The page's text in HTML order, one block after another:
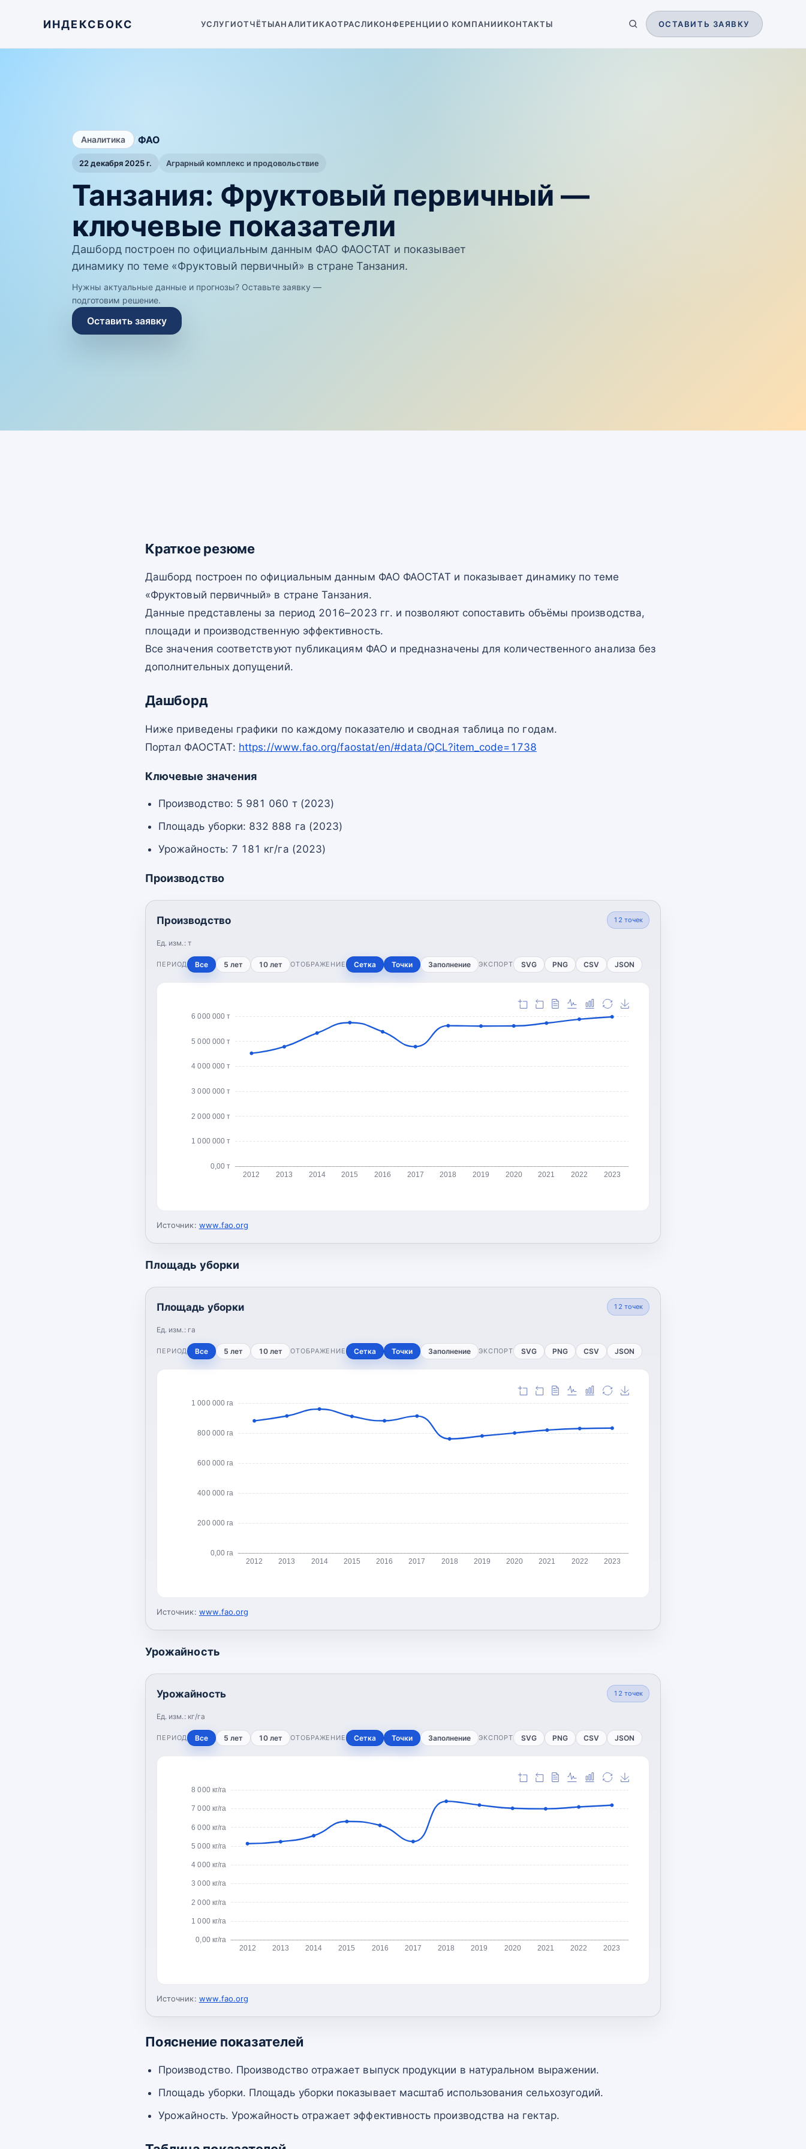
ИНДЕКСБОКС УСЛУГИОТЧЁТЫАНАЛИТИКАОТРАСЛИКОНФЕРЕНЦИИО КОМПАНИИКОНТАКТЫ ОСТАВИТЬ ЗАЯВКУ
Аналитика /ФАО
22 декабря 2025 г. Аграрный комплекс и продовольствие
Танзания: Фруктовый первичный —
ключевые показатели
Дашборд построен по официальным данным ФАО ФАОСТАТ и показывает
динамику по теме «Фруктовый первичный» в стране Танзания.
Нужны актуальные данные и прогнозы? Оставьте заявку —
подготовим решение.
Оставить заявку
Краткое резюме
Дашборд построен по официальным данным ФАО ФАОСТАТ и показывает динамику по теме
«Фруктовый первичный» в стране Танзания.
Данные представлены за период 2016–2023 гг. и позволяют сопоставить объёмы производства,
площади и производственную эффективность.
Все значения соответствуют публикациям ФАО и предназначены для количественного анализа без
дополнительных допущений.
Дашборд
Ниже приведены графики по каждому показателю и сводная таблица по годам.
Портал ФАОСТАТ: https://www.fao.org/faostat/en/#data/QCL?item_code=1738
Ключевые значения
Производство: 5 981 060 т (2023)
Площадь уборки: 832 888 га (2023)
Урожайность: 7 181 кг/га (2023)
Производство
Производство
Ед. изм.: т
12 точек
ПЕРИОД Все 5 лет 10 лет ОТОБРАЖЕНИЕ Сетка Точки Заполнение ЭКСПОРТ SVG PNG CSV JSON
0,00 т
1 000 000 т
2 000 000 т
3 000 000 т
4 000 000 т
5 000 000 т
6 000 000 т
2012 2013 2014 2015 2016 2017 2018 2019 2020 2021 2022 2023
Источник: www.fao.org
Площадь уборки
Площадь уборки
Ед. изм.: га
12 точек
ПЕРИОД Все 5 лет 10 лет ОТОБРАЖЕНИЕ Сетка Точки Заполнение ЭКСПОРТ SVG PNG CSV JSON
0,00 га
200 000 га
400 000 га
600 000 га
800 000 га
1 000 000 га
2012 2013 2014 2015 2016 2017 2018 2019 2020 2021 2022 2023
Источник: www.fao.org
Урожайность
Урожайность
Ед. изм.: кг/га
12 точек
ПЕРИОД Все 5 лет 10 лет ОТОБРАЖЕНИЕ Сетка Точки Заполнение ЭКСПОРТ SVG PNG CSV JSON
0,00 кг/га
1 000 кг/га
2 000 кг/га
3 000 кг/га
4 000 кг/га
5 000 кг/га
6 000 кг/га
7 000 кг/га
8 000 кг/га
2012 2013 2014 2015 2016 2017 2018 2019 2020 2021 2022 2023
Источник: www.fao.org
Пояснение показателей
Производство. Производство отражает выпуск продукции в натуральном выражении.
Площадь уборки. Площадь уборки показывает масштаб использования сельхозугодий.
Урожайность. Урожайность отражает эффективность производства на гектар.